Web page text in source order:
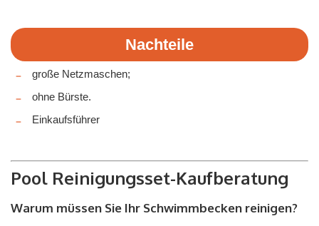
Nachteile
große Netzmaschen;
ohne Bürste.
Einkaufsführer
Pool Reinigungsset-Kaufberatung
Warum müssen Sie Ihr Schwimmbecken reinigen?